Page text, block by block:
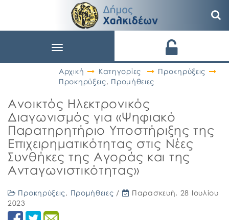
Toggle
Αρχική
Κατηγορίες
Προκηρύξεις
Προκηρύξεις, Προμήθειες
Ανοικτός Ηλεκτρονικός
Διαγωνισμός για «Ψηφιακό
Παρατηρητήριο Υποστήριξης της
Επιχειρηματικότητας στις Νέες
Συνθήκες της Αγοράς και της
Ανταγωνιστικότητας»
Προκηρύξεις, Προμήθειες /
Παρασκευή, 28 Ιουλίου
2023